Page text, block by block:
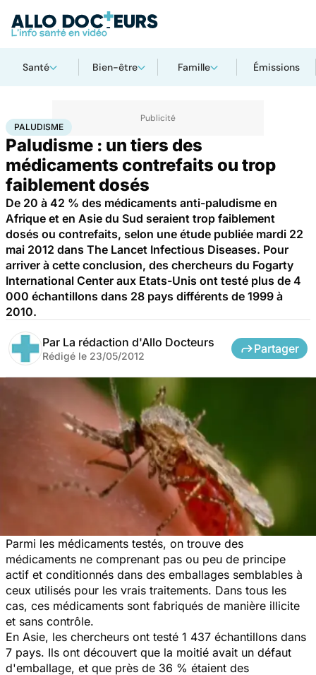
Santé Bien-être Famille Émissions
AccueilSanté Paludisme
PALUDISME
Paludisme : un tiers des
médicaments contrefaits ou trop
faiblement dosés
De 20 à 42 % des médicaments anti-paludisme en
Afrique et en Asie du Sud seraient trop faiblement
dosés ou contrefaits, selon une étude publiée mardi 22
mai 2012 dans The Lancet Infectious Diseases. Pour
arriver à cette conclusion, des chercheurs du Fogarty
International Center aux Etats-Unis ont testé plus de 4
000 échantillons dans 28 pays différents de 1999 à
2010.
Par La rédaction d'Allo Docteurs
Rédigé le 23/05/2012
Partager
Parmi les médicaments testés, on trouve des
médicaments ne comprenant pas ou peu de principe
actif et conditionnés dans des emballages semblables à
ceux utilisés pour les vrais traitements. Dans tous les
cas, ces médicaments sont fabriqués de manière illicite
et sans contrôle.
En Asie, les chercheurs ont testé 1 437 échantillons dans
7 pays. Ils ont découvert que la moitié avait un défaut
d'emballage, et que près de 36 % étaient des